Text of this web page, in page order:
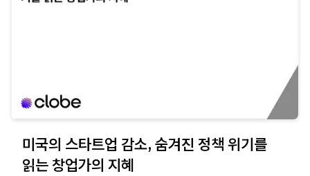
미국의 스타트업 감소, 숨겨진 정책 위기를
읽는 창업가의 지혜